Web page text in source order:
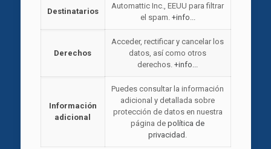
Destinatarios
Automattic Inc., EEUU para filtrar
el spam. +info...
Derechos
Acceder, rectificar y cancelar los
datos, así como otros
derechos. +info...
Información
adicional
Puedes consultar la información
adicional y detallada sobre
protección de datos en nuestra
página de política de
privacidad